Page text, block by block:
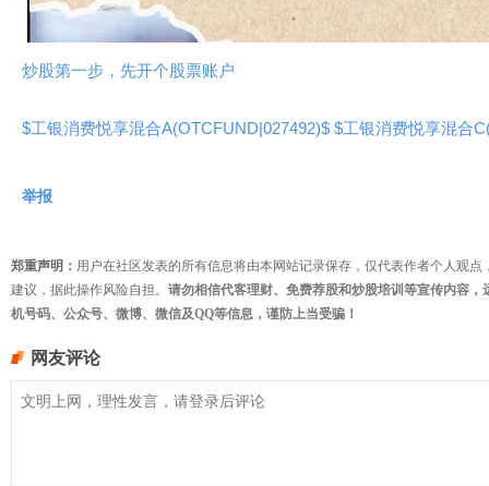
频
炒股第一步，先开个股票账户
$工银消费悦享混合A(OTCFUND|027492)$ $工银消费悦享混合
举报
郑重声明： 用户在社区发表的所有信息将由本网站记录保存，仅代表作者个人观
建议，据此操作风险自担。 请勿相信代客理财、免费荐股和炒股培训等宣传内容
机号码、公众号、微博、微信及QQ等信息，谨防上当受骗！
网友评论